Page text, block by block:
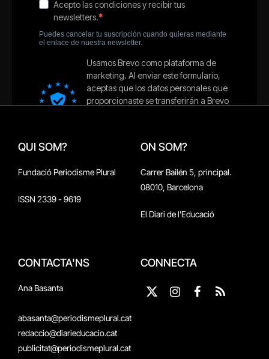
QUI SOM?
Fundació Periodisme Plural
ISSN 2339 - 9619
ON SOM?
Carrer Bailén 5, principal.
08010, Barcelona
El Diari de l'Educació
CONTACTA'NS
Ana Basanta
abasanta@periodismeplural.cat
redaccio@diarieducacio.cat
publicitat@periodismeplural.cat
CONNECTA
X
Instagram
Facebook
RSS